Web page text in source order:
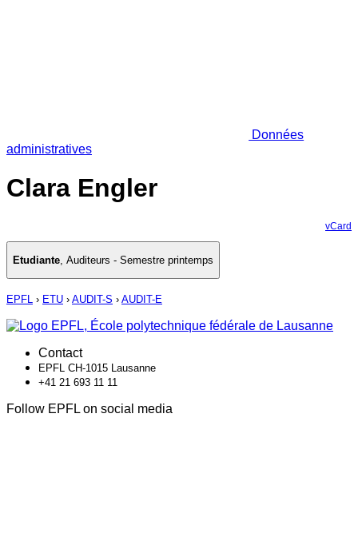
Données
administratives
Clara Engler
vCard
Etudiante, Auditeurs - Semestre printemps
EPFL › ETU › AUDIT-S › AUDIT-E
Contact
EPFL CH-1015 Lausanne
+41 21 693 11 11
Follow EPFL on social media